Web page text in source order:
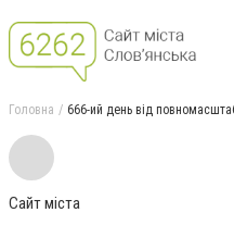
Головна 666-ий день від
Сайт міста